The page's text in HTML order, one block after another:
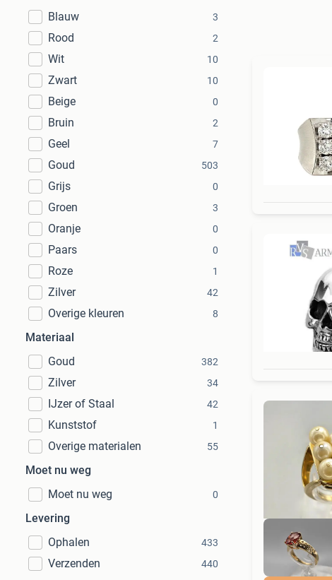
Blauw
3
Rood 2
Wit 10
Zwart 10
Beige 0
Bruin 2
Geel 7
Goud 503
Grijs 0
Groen 3
Oranje 0
Paars 0
Roze 1
Zilver 42
Overige kleuren 8
Materiaal
Goud
382
Zilver 34
IJzer of Staal 42
Kunststof 1
Overige materialen 55
Moet nu weg
Moet nu weg
0
Levering
Ophalen
433
Verzenden 440